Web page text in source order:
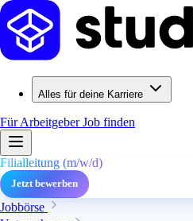
Alles für deine Karriere
Für ArbeitgeberJob finden
Filialleitung (m/w/d)
Jetzt bewerben
Jobbörse